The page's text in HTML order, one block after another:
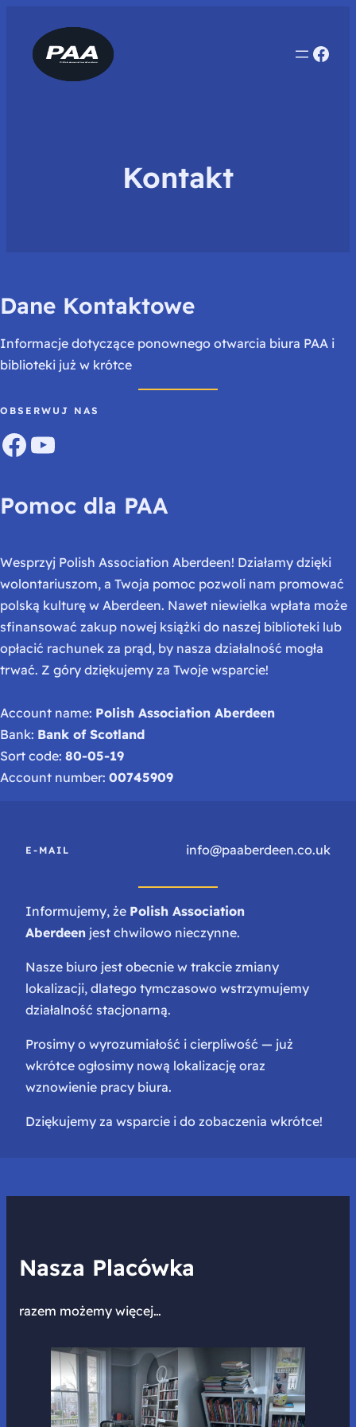
Kontakt
Dane Kontaktowe
Informacje dotyczące ponownego otwarcia biura PAA i
biblioteki już w krótce
OBSERWUJ NAS
Facebook YouTube
Pomoc dla PAA
Wesprzyj Polish Association Aberdeen! Działamy dzięki
wolontariuszom, a Twoja pomoc pozwoli nam promować
polską kulturę w Aberdeen. Nawet niewielka wpłata może
sfinansować zakup nowej książki do naszej biblioteki lub
opłacić rachunek za prąd, by nasza działalność mogła
trwać. Z góry dziękujemy za Twoje wsparcie!
Account name: Polish Association Aberdeen
Bank: Bank of Scotland
Sort code: 80-05-19
Account number: 00745909
E-MAIL info@paaberdeen.co.uk
Informujemy, że Polish Association
Aberdeen jest chwilowo nieczynne.
Nasze biuro jest obecnie w trakcie zmiany
lokalizacji, dlatego tymczasowo wstrzymujemy
działalność stacjonarną.
Prosimy o wyrozumiałość i cierpliwość — już
wkrótce ogłosimy nową lokalizację oraz
wznowienie pracy biura.
Dziękujemy za wsparcie i do zobaczenia wkrótce!
Nasza Placówka
razem możemy więcej…